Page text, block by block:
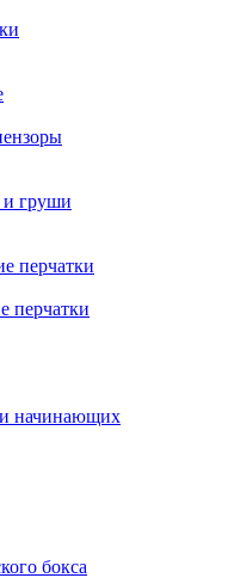
и груши
перчатки
перчатки
начинающих
бокса